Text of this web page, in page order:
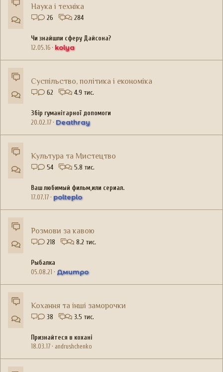
Наука і техніка
26 284
Чи знайшли сферу Дайсона?
12.05.16
kolya
Суспільство, політика і економіка
62 4.9 тис.
Збір гуманітарної допомоги
20.02.17
Deathray
Культура та Мистецтво
54 5.8 тис.
Ваш любимый фильм,или сериал.
17.07.17 polteplo
Розмови за кавою
218 8.2 тис.
Рыбалка
05.08.21
Дмитро
Кохання та інші заморочки
38 3.5 тис.
Признайтеся в кохані
18.03.17
andrushchenko